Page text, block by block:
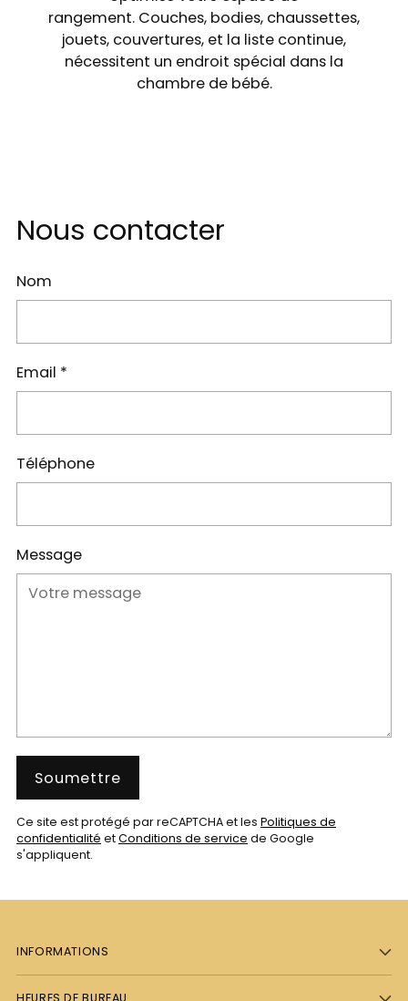
rangement. Couches, bodies, chaussettes,
jouets, couvertures, et la liste continue,
nécessitent un endroit spécial dans la
chambre de bébé.
Nous contacter
Nom
Email *
Téléphone
Message
Soumettre
Ce site est protégé par reCAPTCHA et les Politiques de
confidentialité etConditions de service de Google
s'appliquent.
INFORMATIONS
HEURES DE BUREAU